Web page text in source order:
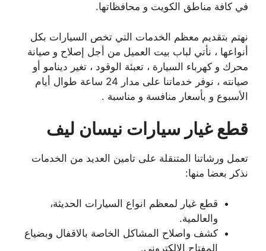
في كافة مناطق الكويت و محافظاتها.
نهتم بتقديم معظم الخدمات التي تخص السيارات بكل
أنواعها ، نأتي لباب بيت العميل من أجل إصلاح و صيانة
محرك و كهرباء السيارة ، تعبئة الوقود ، تغير دينامو أو
صيانته ، نوفر خدماتنا على مدار 24 ساعة طوال أيام
الأسبوع و بأسعار منافسة و مناسبة .
قطع غيار سيارات نيسان ليف
تعمل ورشاتنا المتنقلة على تامين العديد من الخدمات
نذكر بعضا منها:
قطع غيار لمعظم انواع السيارات الحديثة،
والعالمية.
كشف واصلاح المشاكل الخاصة بالاقفال وبضياع
المفتاح الالكتروني.